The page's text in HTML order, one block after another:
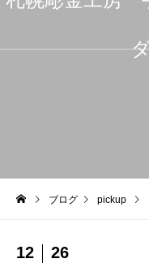
ブログ pickup
12 26